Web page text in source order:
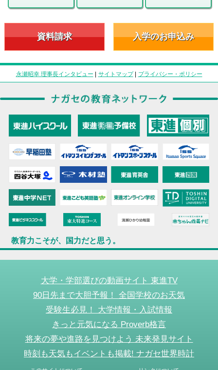
資料請求 入学のお申込み
永瀬昭幸 理事長インタビュー | サイトマップ| プライバシー・ポリシー
教育力こそが、国力だと思う。
大学・学部選びの動画サイト 東進TV
90日先まで大胆予報！ 全国学校のお天気
受験生必見！ 大学情報・入試情報
きっと元気になる Proverb格言
将来の夢や進路を見つけよう 未来発見サイト
時刻も天気もイベントも掲載! ナガセ世界時計